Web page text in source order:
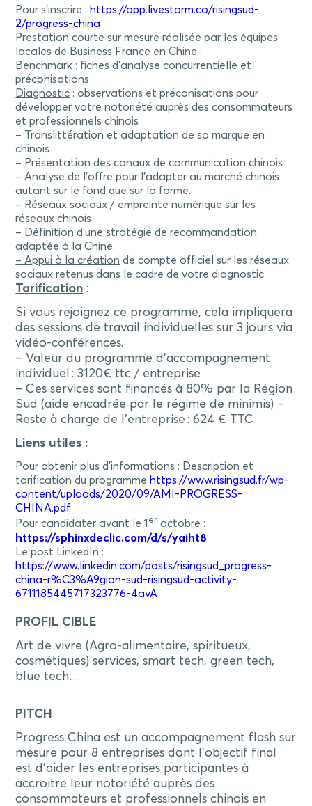
Pour s’inscrire : https://app.livestorm.co/risingsud-
2/progress-china
Prestation courte sur mesureréalisée par les équipes
locales de Business France en Chine :
Benchmark : fiches d’analyse concurrentielle et
préconisations
Diagnostic : observations et préconisations pour
développer votre notoriété auprès des consommateurs
et professionnels chinois
– Translittération et adaptation de sa marque en
chinois
– Présentation des canaux de communication chinois
– Analyse de l’offre pour l’adapter au marché chinois
autant sur le fond que sur la forme.
– Réseaux sociaux / empreinte numérique sur les
réseaux chinois
– Définition d’une stratégie de recommandation
adaptée à la Chine.
– Appui à la création de compte officiel sur les réseaux
sociaux retenus dans le cadre de votre diagnostic
Tarification :
Si vous rejoignez ce programme, cela impliquera
des sessions de travail individuelles sur 3 jours via
vidéo-conférences.
– Valeur du programme d’accompagnement
individuel : 3120€ ttc / entreprise
– Ces services sont financés à 80% par la Région
Sud (aide encadrée par le régime de minimis) –
Reste à charge de l’entreprise : 624 € TTC
Liens utiles :
Pour obtenir plus d’informations : Description et
tarification du programme https://www.risingsud.fr/wp-
content/uploads/2020/09/AMI-PROGRESS-
CHINA.pdf
Pour candidater avant le 1 er octobre :
https://sphinxdeclic.com/d/s/yaiht8
Le post LinkedIn :
https://www.linkedin.com/posts/risingsud_progress-
china-r%C3%A9gion-sud-risingsud-activity-
6711185445717323776-4avA
PROFIL CIBLE
Art de vivre (Agro-alimentaire, spiritueux,
cosmétiques) services, smart tech, green tech,
blue tech…
PITCH
Progress China est un accompagnement flash sur
mesure pour 8 entreprises dont l’objectif final
est d’aider les entreprises participantes à
accroitre leur notoriété auprès des
consommateurs et professionnels chinois en